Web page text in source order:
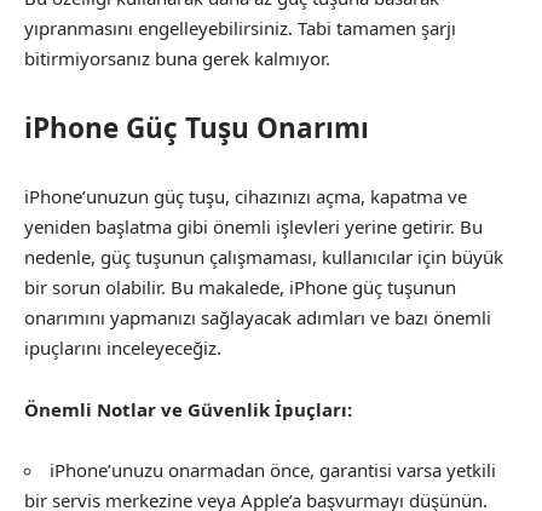
yıpranmasını engelleyebilirsiniz. Tabi tamamen şarjı
bitirmiyorsanız buna gerek kalmıyor.
iPhone Güç Tuşu Onarımı
iPhone’unuzun güç tuşu, cihazınızı açma, kapatma ve
yeniden başlatma gibi önemli işlevleri yerine getirir. Bu
nedenle, güç tuşunun çalışmaması, kullanıcılar için büyük
bir sorun olabilir. Bu makalede, iPhone güç tuşunun
onarımını yapmanızı sağlayacak adımları ve bazı önemli
ipuçlarını inceleyeceğiz.
Önemli Notlar ve Güvenlik İpuçları:
iPhone’unuzu onarmadan önce, garantisi varsa yetkili
bir servis merkezine veya Apple’a başvurmayı düşünün.